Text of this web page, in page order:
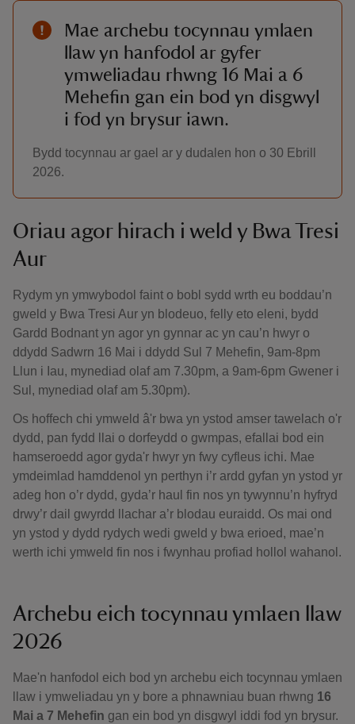
Mae archebu tocynnau ymlaen
llaw yn hanfodol ar gyfer
ymweliadau rhwng 16 Mai a 6
Mehefin gan ein bod yn disgwyl
i fod yn brysur iawn.
Bydd tocynnau ar gael ar y dudalen hon o 30 Ebrill
2026.
Oriau agor hirach i weld y Bwa Tresi
Aur
Rydym yn ymwybodol faint o bobl sydd wrth eu boddau’n
gweld y Bwa Tresi Aur yn blodeuo, felly eto eleni, bydd
Gardd Bodnant yn agor yn gynnar ac yn cau’n hwyr o
ddydd Sadwrn 16 Mai i ddydd Sul 7 Mehefin, 9am-8pm
Llun i Iau, mynediad olaf am 7.30pm, a 9am-6pm Gwener i
Sul, mynediad olaf am 5.30pm).
Os hoffech chi ymweld â'r bwa yn ystod amser tawelach o'r
dydd, pan fydd llai o dorfeydd o gwmpas, efallai bod ein
hamseroedd agor gyda'r hwyr yn fwy cyfleus ichi. Mae
ymdeimlad hamddenol yn perthyn i’r ardd gyfan yn ystod yr
adeg hon o’r dydd, gyda’r haul fin nos yn tywynnu’n hyfryd
drwy’r dail gwyrdd llachar a’r blodau euraidd. Os mai ond
yn ystod y dydd rydych wedi gweld y bwa erioed, mae’n
werth ichi ymweld fin nos i fwynhau profiad hollol wahanol.
Archebu eich tocynnau ymlaen llaw
2026
Mae'n hanfodol eich bod yn archebu eich tocynnau ymlaen
llaw i ymweliadau yn y bore a phnawniau buan rhwng 16
Mai a 7 Mehefin gan ein bod yn disgwyl iddi fod yn brysur.